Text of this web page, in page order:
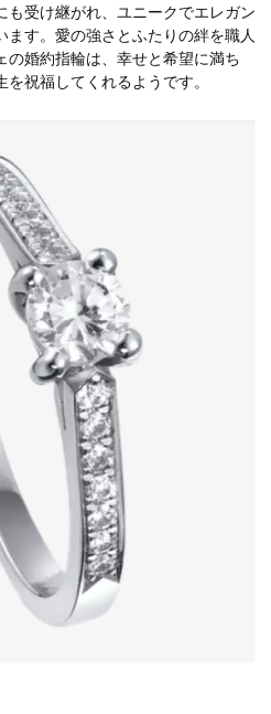
も受け継がれ、ユニークでエレガン
ます。愛の強さとふたりの絆を職人
の婚約指輪は、幸せと希望に満ち
祝福してくれるようです。